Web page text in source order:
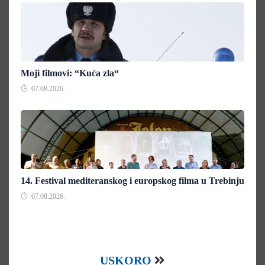
Moji filmovi: “Kuća zla“
07.08.2026.
14. Festival mediteranskog i europskog filma u Trebinju
07.08.2026.
USKORO